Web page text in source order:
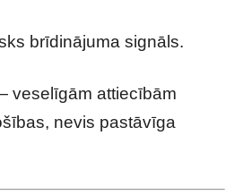
brīdinājuma signāls.
veselīgām attiecībām
nevis pastāvīga